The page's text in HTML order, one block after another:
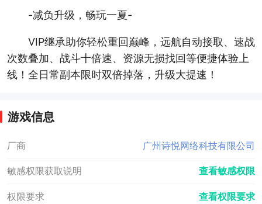
-减负升级，畅玩一夏-
VIP继承助你轻松重回巅峰，远航自动接取、速战
次数叠加、战斗十倍速、资源无损找回等便捷体验上
线！全日常副本限时双倍掉落，升级大提速！
游戏信息
厂商 广州诗悦网络科技有限公司
敏感权限获取说明 查看敏感权限
权限要求 查看权限要求